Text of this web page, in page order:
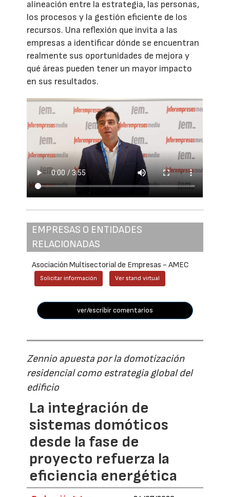
alineación entre la estrategia, las personas,
los procesos y la gestión eficiente de los
recursos. Una reflexión que invita a las
empresas a identificar dónde se encuentran
realmente sus oportunidades de mejora y
qué áreas pueden tener un mayor impacto
en sus resultados.
EMPRESAS O ENTIDADES
RELACIONADAS
Asociación Multisectorial de Empresas - AMEC
Solicitar información Ver stand virtual
ver/escribir comentarios
Zennio apuesta por la domotización
residencial como estrategia global del
edificio
La integración de
sistemas domóticos
desde la fase de
proyecto refuerza la
eficiencia energética